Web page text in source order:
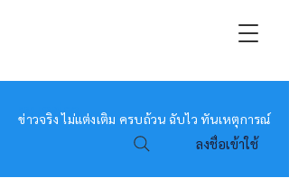
หมอข่าว
ข่าวจริง ไม่แต่งเติม ครบถ้วน ฉับไว ทันเหตุการณ์
ลงชื่อเข้าใช้